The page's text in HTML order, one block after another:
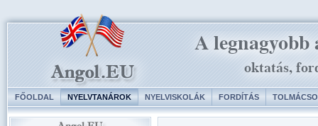
FŐOLDAL NYELVTANÁROK NYELVISKOLÁK FORDÍTÁS